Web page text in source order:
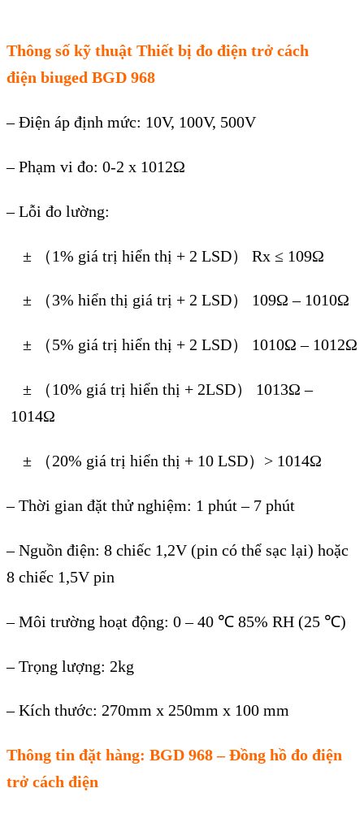
Thông số kỹ thuật Thiết bị đo điện trở cách
điện biuged BGD 968
– Điện áp định mức: 10V, 100V, 500V
– Phạm vi đo: 0-2 x 1012Ω
– Lỗi đo lường:
± （1% giá trị hiển thị + 2 LSD） Rx ≤ 109Ω
± （3% hiển thị giá trị + 2 LSD） 109Ω – 1010Ω
± （5% giá trị hiển thị + 2 LSD） 1010Ω – 1012Ω
± （10% giá trị hiển thị + 2LSD） 1013Ω –
1014Ω
± （20% giá trị hiển thị + 10 LSD）> 1014Ω
– Thời gian đặt thử nghiệm: 1 phút – 7 phút
– Nguồn điện: 8 chiếc 1,2V (pin có thể sạc lại) hoặc
8 chiếc 1,5V pin
– Môi trường hoạt động: 0 – 40 ℃ 85% RH (25 ℃)
– Trọng lượng: 2kg
– Kích thước: 270mm x 250mm x 100 mm
Thông tin đặt hàng: BGD 968 – Đồng hồ đo điện
trở cách điện